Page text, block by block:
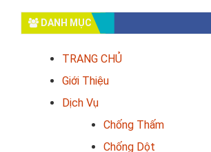
DANH MỤC
TRANG CHỦ
Giới Thiệu
Dịch Vụ
Chống Thấm
Chống Dột